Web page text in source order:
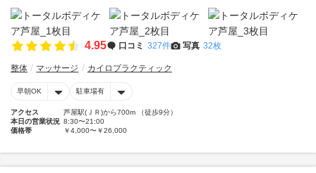
4.95 口コミ 327件 写真 32枚
整体 マッサージ カイロプラクティック
早朝OK 駐車場有
アクセス
芦屋駅(ＪＲ)から700m （徒歩9分）
本日の営業状況 8:30〜21:00
価格帯
￥4,000〜￥26,000